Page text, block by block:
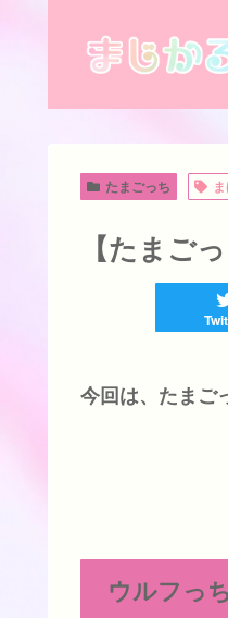
たまごっち
【たまご
今回は、たまご
ウルフっ